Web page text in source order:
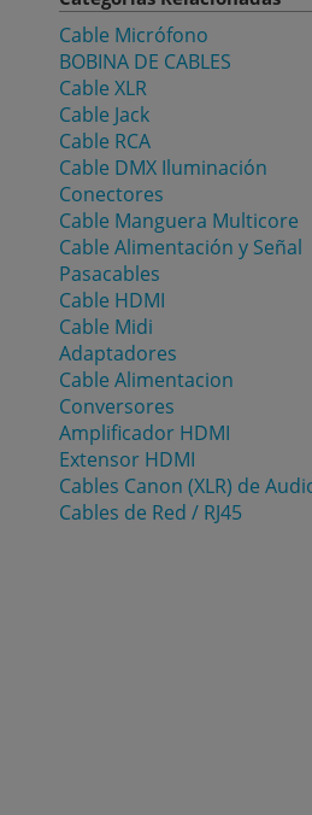
Cable Micrófono
BOBINA DE CABLES
Cable XLR
Cable Jack
Cable RCA
Cable DMX Iluminación
Conectores
Cable Manguera Multicore
Cable Alimentación y Señal
Pasacables
Cable HDMI
Cable Midi
Adaptadores
Cable Alimentacion
Conversores
Amplificador HDMI
Extensor HDMI
Cables Canon (XLR) de
Cables de Red / RJ45